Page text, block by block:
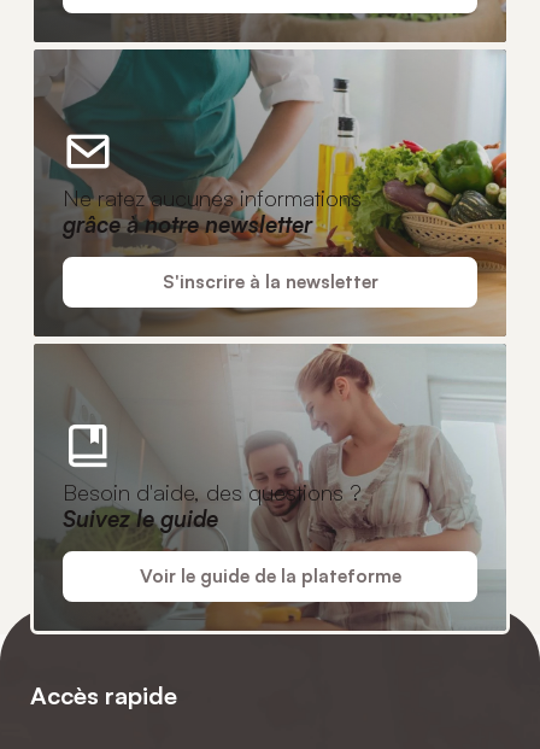
Ne ratez aucunes informations
grâce à notre newsletter
S'inscrire à la newsletter
Besoin d'aide, des questions ?
Suivez le guide
Voir le guide de la plateforme
Accès rapide